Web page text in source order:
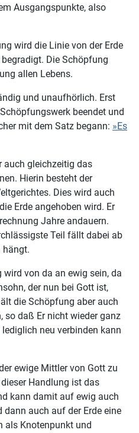
Ausgangspunkte, also
wird die Linie von der Erde
Die Schöpfung
allen Lebens.
und unaufhörlich. Erst
beendet und
mit dem Satz begann: »Es
auch gleichzeitig das
Hierin besteht der
Dies wird auch
Erde angehoben wird. Er
Jahre andauern.
Teil fällt dabei ab
hängt.
von da an ewig sein, da
der nun bei Gott ist,
die Schöpfung aber auch
so daß Er nicht wieder ganz
neu verbinden kann
ewige Mittler von Gott zu
Handlung ist das
kann damit auf ewig auch
dann auch auf der Erde eine
als Knotenpunkt und